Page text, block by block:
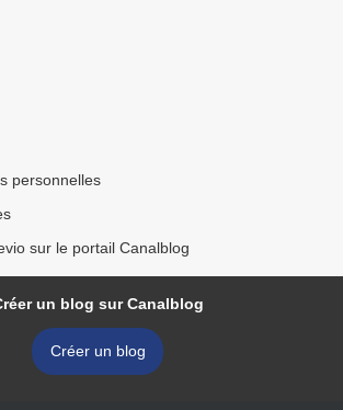
personnelles
sur le portail Canalblog
un blog sur Canalblog
Créer un blog